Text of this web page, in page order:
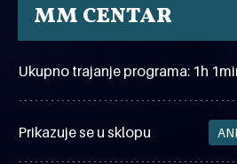
MM CENTAR
Ukupno trajanje programa: 1h
Prikazuje se u sklopu